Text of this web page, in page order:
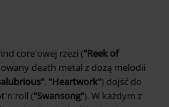
core'owej rzezi ("Reek of
death metal z dozą melodii
, "Heartwork") dojść do
("Swansong"). W każdym z